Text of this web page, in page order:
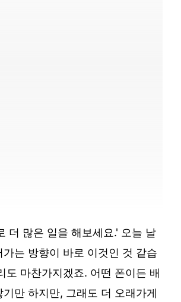
더 많은 일을 해보세요.' 오늘 날
가는 방향이 바로 이것인 것 같습
도 마찬가지겠죠. 어떤 폰이든 배
만 하지만, 그래도 더 오래가게